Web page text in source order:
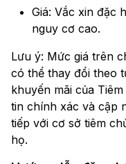
Giá: Vắc xin đặc
nguy cơ cao.
Lưu ý: Mức giá trên
có thể thay đổi theo
khuyến mãi của
tin chính xác và cập
tiếp với cơ sở tiêm
họ.